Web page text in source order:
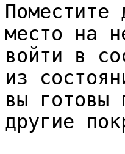
Поместите
место на
войти в
из
вы готовы
другие